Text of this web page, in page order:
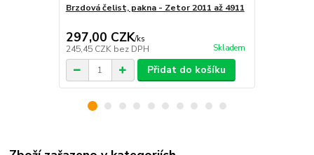
Brzdová čelist, pakna - Zetor 2011 až 4911
297,00 CZK/ks
245,45 CZK bez DPH Skladem
Přidat do košíku